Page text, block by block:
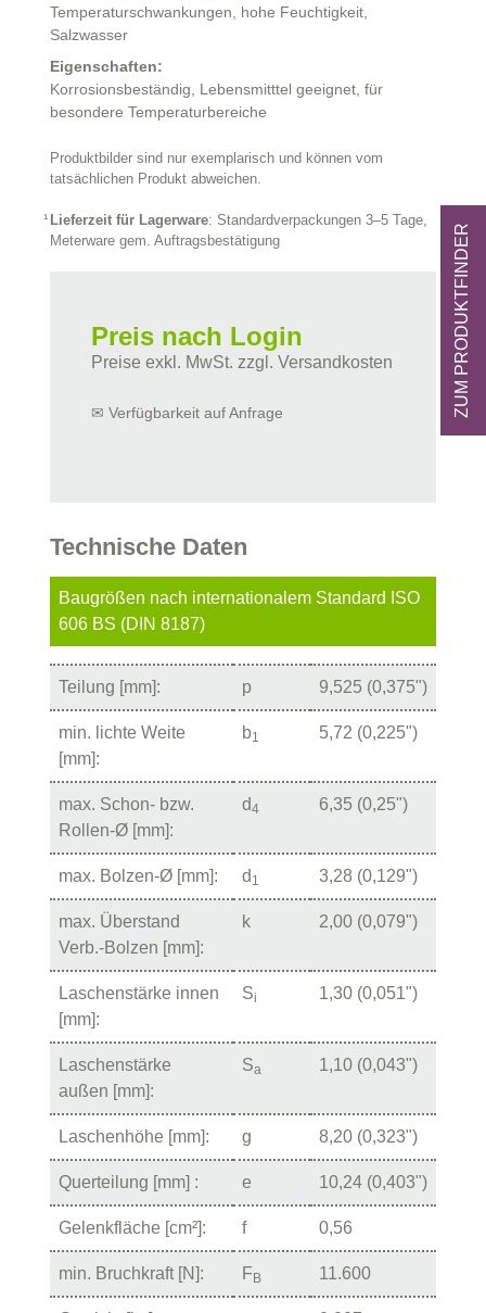
Temperaturschwankungen, hohe Feuchtigkeit,
Salzwasser
Eigenschaften:
Korrosionsbeständig, Lebensmitttel geeignet, für
besondere Temperaturbereiche
Produktbilder sind nur exemplarisch und können vom
tatsächlichen Produkt abweichen.
Lieferzeit für Lagerware: Standardverpackungen 3–5 Tage,
Meterware gem. Auftragsbestätigung
Preis nach Login
Preise exkl. MwSt. zzgl. Versandkosten
✉ Verfügbarkeit auf Anfrage
Technische Daten
Baugrößen nach internationalem Standard ISO
606 BS (DIN 8187)
Teilung [mm]: p 9,525 (0,375")
min. lichte Weite
[mm]:
b1 5,72 (0,225")
max. Schon- bzw.
Rollen-Ø [mm]:
d4 6,35 (0,25")
max. Bolzen-Ø [mm]: d 1 3,28 (0,129")
max. Überstand
Verb.-Bolzen [mm]:
k 2,00 (0,079")
Laschenstärke innen
[mm]:
Si 1,30 (0,051")
Laschenstärke
außen [mm]:
Sa 1,10 (0,043")
Laschenhöhe [mm]: g 8,20 (0,323")
Querteilung [mm] : e 10,24 (0,403")
Gelenkfläche [cm²]: f 0,56
min. Bruchkraft [N]: F B 11.600
ZUM PRODUKTFINDER